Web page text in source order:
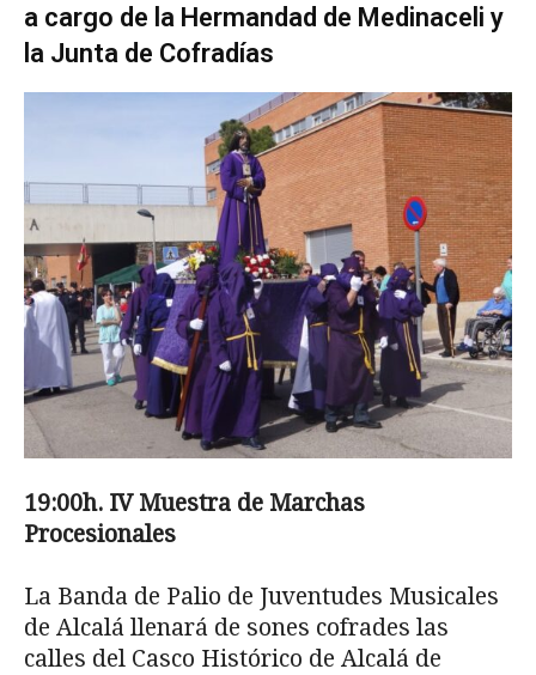
a car­go de la Hermandad de Medinaceli y
la Junta de Cofradías
19:00h. IV Muestra de Marchas
Procesionales
La Banda de Palio de Juventudes Musicales
de Alcalá llenará de sones cofrades las
calles del Casco Histórico de Alcalá de